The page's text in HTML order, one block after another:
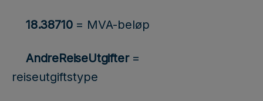
18.38710= MVA-beløp
AndreReiseUtgifter=
reiseutgiftstype